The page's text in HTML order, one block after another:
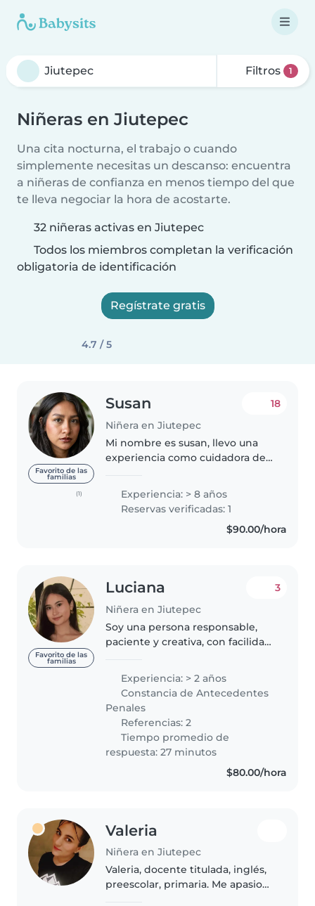
Filtros 1
Niñeras en Jiutepec
Una cita nocturna, el trabajo o cuando
simplemente necesitas un descanso: encuentra
a niñeras de confianza en menos tiempo del que
te lleva negociar la hora de acostarte.
32 niñeras activas en Jiutepec
Todos los miembros completan la verificación
obligatoria de identificación
Regístrate gratis
4.7 / 5
Favorito de las
familias
(1)
Susan
Niñera en Jiutepec
18
Mi nombre es susan, llevo una
experiencia como cuidadora de
Desde preparatoria curse
puericultura y cursos de
primeros auxilios, e laborado en
Experiencia: > 8 años
Reservas verificadas: 1
$90.00/hora
Favorito de las
familias
Luciana
Niñera en Jiutepec
3
Soy una persona responsable,
paciente y creativa, con facilidad
organizada y cuidadosa en cada
actividad que realizo,
procurando..
Experiencia: > 2 años
Constancia de Antecedentes
Penales
Referencias: 2
Tiempo promedio de
respuesta: 27 minutos
$80.00/hora
Valeria
Niñera en Jiutepec
Valeria, docente titulada, inglés,
preescolar, primaria. Me apasiona